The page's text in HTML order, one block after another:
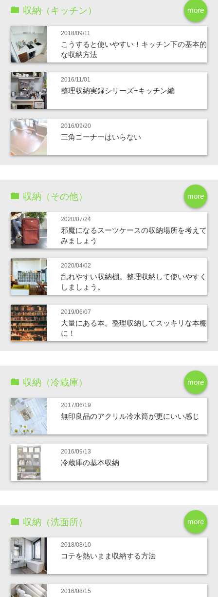
more
収納（キッチン）
2018/09/11
こうすると使いやすい！キッチン下の基本的
な収納方法
2016/11/01
整理収納実録シリーズ−キッチン編
2016/09/20
三角コーナーはいらない
more
収納（その他）
2020/07/24
邪魔になるスーツケースの収納場所を考えて
みましょう
2020/04/02
乱れやすい収納棚。整理収納して使いやすく
しましょう。
2019/06/07
大量にある本。整理収納してスッキリな本棚
に！
more
収納（冷蔵庫）
2017/06/19
無印良品のアクリル冷水筒が更にいい感じ
2016/09/13
冷蔵庫の基本収納
more
収納（洗面所）
2018/08/10
コテを熱いまま収納する方法
2016/08/15